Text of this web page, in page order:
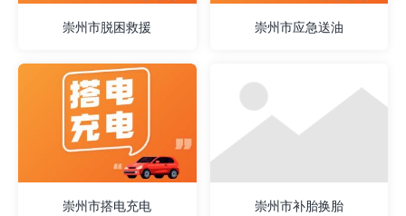
崇州市脱困救援 崇州市应急送油
崇州市搭电充电 崇州市补胎换胎